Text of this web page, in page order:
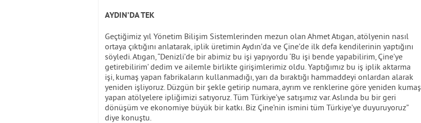
AYDIN’DA TEK
Geçtiğimiz yıl Yönetim Bilişim Sistemlerinden mezun olan Ahmet Atıgan, atölyenin nasıl
ortaya çıktığını anlatarak, iplik üretimin Aydın’da ve Çine’de ilk defa kendilerinin yaptığını
söyledi. Atıgan, “Denizli’de bir abimiz bu işi yapıyordu ‘Bu işi bende yapabilirim, Çine’ye
getirebilirim’ dedim ve ailemle birlikte girişimlerimiz oldu. Yaptığımız bu iş iplik aktarma
işi, kumaş yapan fabrikaların kullanmadığı, yarı da bıraktığı hammaddeyi onlardan alarak
yeniden işliyoruz. Düzgün bir şekle getirip numara, ayrım ve renklerine göre yeniden kumaş
yapan atölyelere ipliğimizi satıyoruz. Tüm Türkiye’ye satışımız var. Aslında bu bir geri
dönüşüm ve ekonomiye büyük bir katkı. Biz Çine’nin ismini tüm Türkiye’ye duyuruyoruz”
diye konuştu.